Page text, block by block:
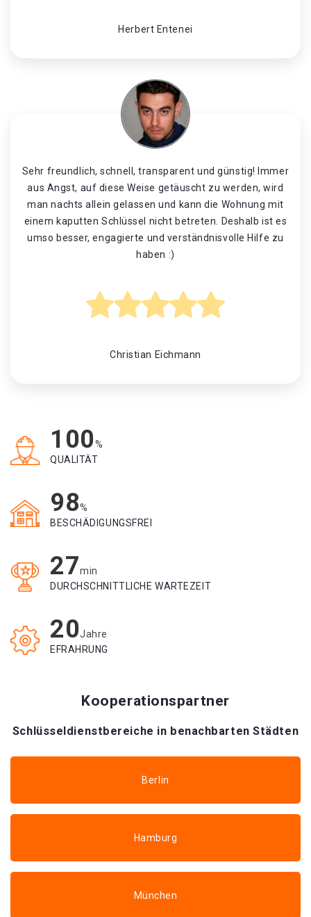
Herbert Entenei
Sehr freundlich, schnell, transparent und günstig! Immer
aus Angst, auf diese Weise getäuscht zu werden, wird
man nachts allein gelassen und kann die Wohnung mit
einem kaputten Schlüssel nicht betreten. Deshalb ist es
umso besser, engagierte und verständnisvolle Hilfe zu
haben :)
Christian Eichmann
100%
QUALITÄT
98%
BESCHÄDIGUNGSFREI
27min
DURCHSCHNITTLICHE WARTEZEIT
20Jahre
EFRAHRUNG
Kooperationspartner
Schlüsseldienstbereiche in benachbarten Städten
Berlin
Hamburg
München